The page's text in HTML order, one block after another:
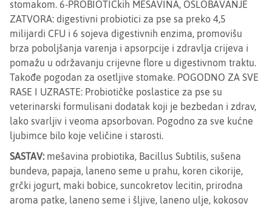
stomakom. 6-PROBIOTIČkih MEŠAVINA, OSLOBAVANJE
ZATVORA: digestivni probiotici za pse sa preko 4,5
milijardi CFU i 6 sojeva digestivnih enzima, promovišu
brza poboljšanja varenja i apsorpcije i zdravlja crijeva i
pomažu u održavanju crijevne flore u digestivnom traktu.
Takođe pogodan za osetljive stomake. POGODNO ZA SVE
RASE I UZRASTE: Probiotičke poslastice za pse su
veterinarski formulisani dodatak koji je bezbedan i zdrav,
lako svarljiv i veoma apsorbovan. Pogodno za sve kućne
ljubimce bilo koje veličine i starosti.
SASTAV: mešavina probiotika, Bacillus Subtilis, sušena
bundeva, papaja, laneno seme u prahu, koren cikorije,
grčki jogurt, maki bobice, suncokretov lecitin, prirodna
aroma patke, laneno seme i šljive, laneno ulje, kokosov